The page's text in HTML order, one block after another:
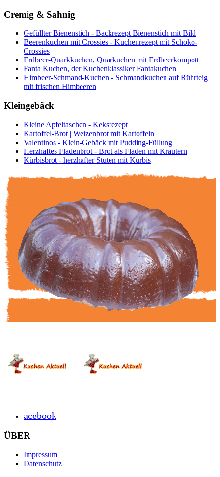
Cremig & Sahnig
Gefüllter Bienenstich - Backrezept Bienenstich mit Bild
Beerenkuchen mit Crossies - Kuchenrezept mit Schoko-
Crossies
Erdbeer-Quarkkuchen, Quarkuchen mit Erdbeerkompott
Fanta Kuchen, der Kuchenklassiker Fantakuchen
Himbeer-Schmand-Kuchen - Schmandkuchen auf Rührteig
mit frischen Himbeeren
Kleingebäck
Kleine Apfeltaschen - Keksrezept
Kartoffel-Brot | Weizenbrot mit Kartoffeln
Valentinos - Klein-Gebäck mit Pudding-Füllung
Herzhaftes Fladenbrot - Brot als Fladen mit Kräutern
Kürbisbrot - herzhafter Stuten mit Kürbis
acebook
ÜBER
Impressum
Datenschutz